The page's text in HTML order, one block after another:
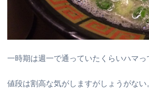
一時期は週一で通っていたくらいハマっ
値段は割高な気がしますがしょうがない